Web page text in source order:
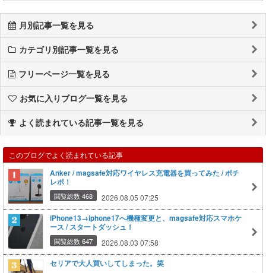
月別記事一覧を見る
カテゴリ別記事一覧を見る
フリーページ一覧を見る
お気に入りブログ一覧を見る
よく読まれている記事一覧を見る
このブログでよく読まれている記事
Anker / magsafe対応ワイヤレス充電器を買ってみた / ポチ
レポ！
閲覧総数 468 2026.08.05 07:25
iPhone13→iphone17へ機種変更と、magsafe対応スマホケ
ース / スタートダッシュ！
閲覧総数 647 2026.08.03 07:58
セリアで大人買いしてしまった。笑